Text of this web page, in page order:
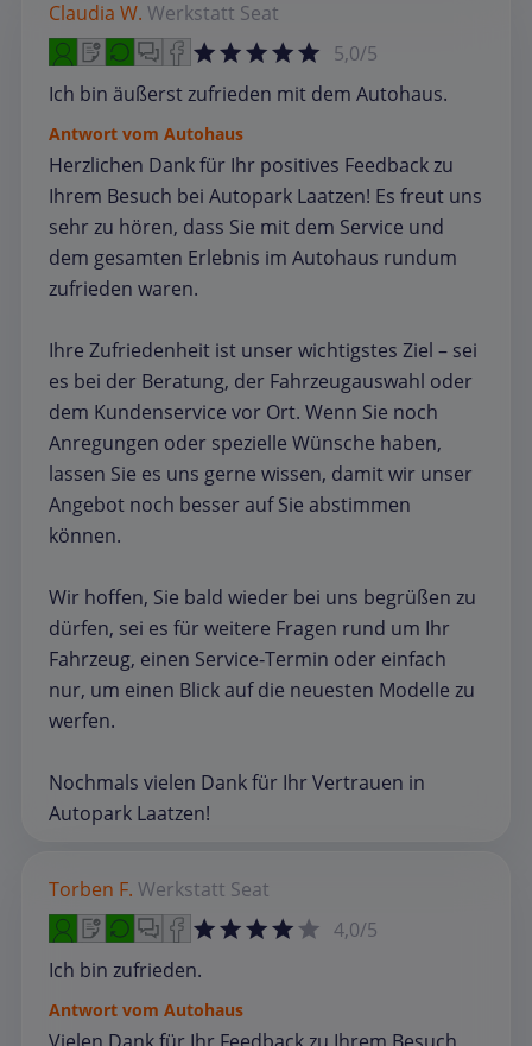
Claudia W. Werkstatt Seat
5,0/5
Ich bin äußerst zufrieden mit dem Autohaus.
Antwort vom Autohaus
Herzlichen Dank für Ihr positives Feedback zu
Ihrem Besuch bei Autopark Laatzen! Es freut uns
sehr zu hören, dass Sie mit dem Service und
dem gesamten Erlebnis im Autohaus rundum
zufrieden waren.
Ihre Zufriedenheit ist unser wichtigstes Ziel – sei
es bei der Beratung, der Fahrzeugauswahl oder
dem Kundenservice vor Ort. Wenn Sie noch
Anregungen oder spezielle Wünsche haben,
lassen Sie es uns gerne wissen, damit wir unser
Angebot noch besser auf Sie abstimmen
können.
Wir hoffen, Sie bald wieder bei uns begrüßen zu
dürfen, sei es für weitere Fragen rund um Ihr
Fahrzeug, einen Service‑Termin oder einfach
nur, um einen Blick auf die neuesten Modelle zu
werfen.
Nochmals vielen Dank für Ihr Vertrauen in
Autopark Laatzen!
Torben F. Werkstatt Seat
4,0/5
Ich bin zufrieden.
Antwort vom Autohaus
Vielen Dank für Ihr Feedback zu Ihrem Besuch